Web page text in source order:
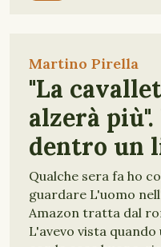
Martino Pirella
"La
alzerà
dentro un
Qualche sera fa ho
guardare L'uomo
Amazon tratta dal
L'avevo vista